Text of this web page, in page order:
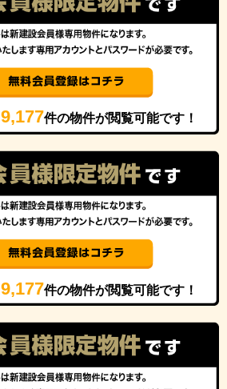
9,177件の物件が閲覧可能です！
9,177件の物件が閲覧可能です！